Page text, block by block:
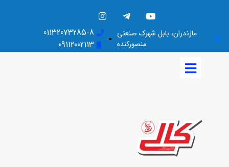
مازندران، بابل شهرک صنعتی
منصورکنده
01132073285-8
09112002113